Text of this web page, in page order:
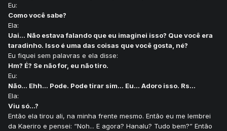
Eu:
Como você sabe?
Ela:
Uai... Não estava falando que eu imaginei isso? Que você era
taradinho. Isso é uma das coisas que você gosta, né?
Eu fiquei sem palavras e ela disse:
Hm? É? Se não for, eu não tiro.
Eu:
Não... Ehh... Pode. Pode tirar sim... Eu... Adoro isso. Rs...
Ela:
Viu só...?
Então ela tirou ali, na minha frente mesmo. Então eu me lembrei
da Kaeriro e pensei: “Noh... E agora? Hanalu? Tudo bem?” Então